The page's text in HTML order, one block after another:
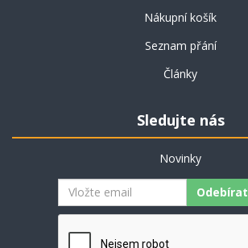
Nákupní košík
Seznam přání
Články
Sledujte nás
Novinky
Odebírat